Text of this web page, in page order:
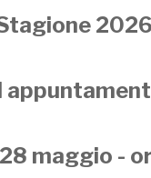
2026
maggio -